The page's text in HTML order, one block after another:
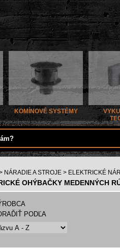
KOMÍNOVÉ SYSTÉMY
NÁRADIE A STROJE > ELEKTRICKÉ
OHÝBAČKY MEDENNÝCH
PODĽA